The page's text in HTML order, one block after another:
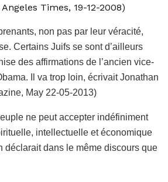
Times, 19-12-2008)
non pas par leur véracité,
Certains Juifs se sont d’ailleurs
des affirmations de l’ancien vice-
Il va trop loin, écrivait Jonathan
May 22-05-2013)
ne peut accepter indéfiniment
intellectuelle et économique
déclarait dans le même discours que